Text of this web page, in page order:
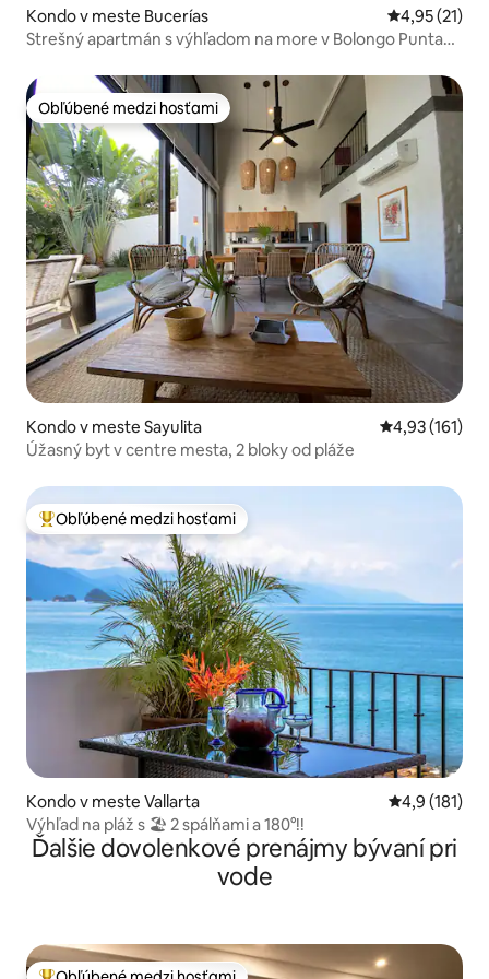
Kondo v meste Bucerías Priemerné
4,95 (21)
Strešný apartmán s výhľadom na more v Bolongo Punta
Obľúbené medzi hosťami
Obľúbené medzi hosťami
Kondo v meste Sayulita Priemerné
4,93 (161)
Úžasný byt v centre mesta, 2 bloky od pláže
Najobľúbenejšie medzi hosťami
Obľúbené medzi hosťami
Kondo v meste Vallarta Priemerné
4,9 (181)
Výhľad na pláž s 🏖 2 spálňami a 180°!!
Ďalšie dovolenkové prenájmy bývaní pri
vode